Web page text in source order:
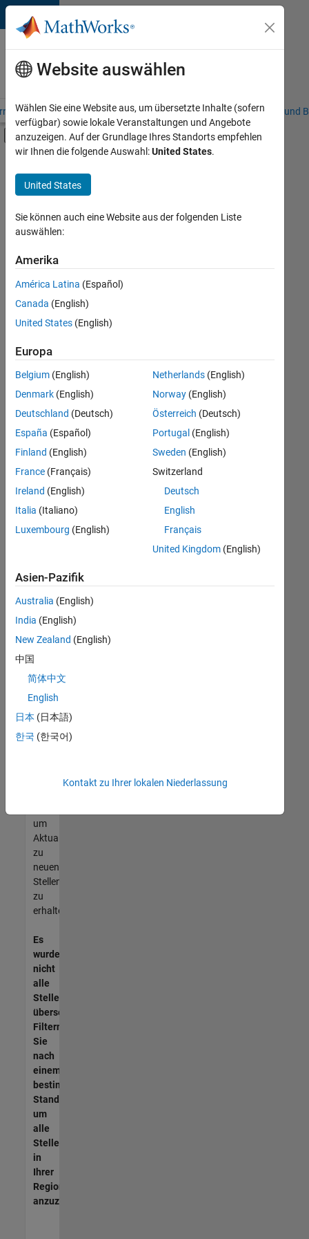
Weiter zum Inhalt
Karriere
bei
MathWorks
– Übersicht Stellensuche Niederlassungen Studierende und
Umschaltung für Off-Canvas-
Hauptinhalt
Information Technology
Marketing Communications
Marketing Services
Business Model Team
+3
Derzeit
es
keine
offenen
Stellen,
Ihren
Suchkriterien
entsprechen.
können
die
Suchkriterien
weiter
fassen
oder
alle
Stellenangebote
anzeigen .
noch
keine
offenen
Stellen
können,
die
Ihren
entsprechen,
werden
unseres
um
Aktualisierungen
zu
neuen
Stellenangeboten
zu
erhalten.
Es
wurden
nicht
alle
Stellen
übersetzt.
Filtern
Sie
nach
einem
bestimmten
Standort,
um
alle
Stellenangebote
in
Ihrer
Region
anzuzeigen.
Website auswählen
Wählen Sie eine Website aus, um übersetzte Inhalte (sofern
verfügbar) sowie lokale Veranstaltungen und Angebote
anzuzeigen. Auf der Grundlage Ihres Standorts empfehlen
wir Ihnen die folgende Auswahl:United States.
United States
Sie können auch eine Website aus der folgenden Liste
auswählen:
Amerika
América Latina (Español)
Canada (English)
United States (English)
Europa
Belgium (English)
Denmark (English)
Deutschland (Deutsch)
España (Español)
Finland (English)
France (Français)
Ireland (English)
Italia (Italiano)
Luxembourg (English)
Netherlands(English)
Norway(English)
Österreich (Deutsch)
Portugal (English)
Sweden (English)
Switzerland
Deutsch
English
Français
United Kingdom(English)
Asien-Pazifik
Australia (English)
India (English)
New Zealand (English)
中国
简体中文
English
日本 (日本語)
한국 (한국어)
Kontakt zu Ihrer lokalen Niederlassung